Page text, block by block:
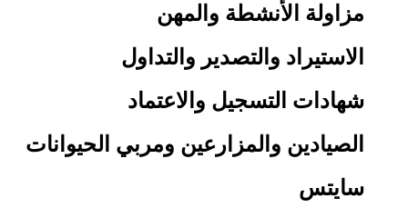
مزاولة الأنشطة والمهن
الاستيراد والتصدير والتداول
شهادات التسجيل والاعتماد
الصيادين والمزارعين ومربي الحيوانات
سايتس